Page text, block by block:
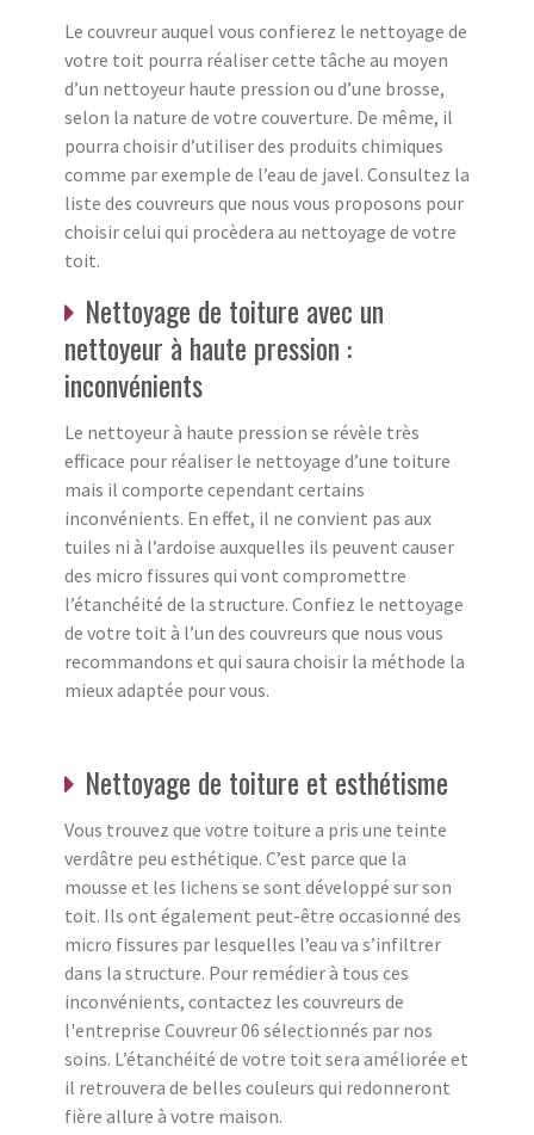
Le couvreur auquel vous confierez le nettoyage de
votre toit pourra réaliser cette tâche au moyen
d’un nettoyeur haute pression ou d’une brosse,
selon la nature de votre couverture. De même, il
pourra choisir d’utiliser des produits chimiques
comme par exemple de l’eau de javel. Consultez la
liste des couvreurs que nous vous proposons pour
choisir celui qui procèdera au nettoyage de votre
toit.
Nettoyage de toiture avec un
nettoyeur à haute pression :
inconvénients
Le nettoyeur à haute pression se révèle très
efficace pour réaliser le nettoyage d’une toiture
mais il comporte cependant certains
inconvénients. En effet, il ne convient pas aux
tuiles ni à l’ardoise auxquelles ils peuvent causer
des micro fissures qui vont compromettre
l’étanchéité de la structure. Confiez le nettoyage
de votre toit à l’un des couvreurs que nous vous
recommandons et qui saura choisir la méthode la
mieux adaptée pour vous.
Nettoyage de toiture et esthétisme
Vous trouvez que votre toiture a pris une teinte
verdâtre peu esthétique. C’est parce que la
mousse et les lichens se sont développé sur son
toit. Ils ont également peut-être occasionné des
micro fissures par lesquelles l’eau va s’infiltrer
dans la structure. Pour remédier à tous ces
inconvénients, contactez les couvreurs de
l'entreprise Couvreur 06 sélectionnés par nos
soins. L’étanchéité de votre toit sera améliorée et
il retrouvera de belles couleurs qui redonneront
fière allure à votre maison.